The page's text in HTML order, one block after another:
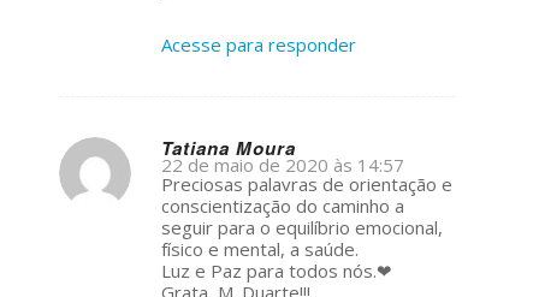
Acesse para responder
Tatiana Moura
s
ays:
22 de maio de 2020 às 14:57
Preciosas palavras de orientação e
conscientização do caminho a
seguir para o equilíbrio emocional,
físico e mental, a saúde.
Luz e Paz para todos nós.❤
Grata, M. Duarte!!!